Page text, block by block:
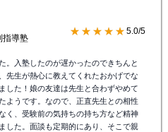
指導塾
★★★★★ 5.0/5
。入塾したのが遅かったのできちんと
先生が熱心に教えてくれたおかげでな
した！娘の友達は先生と合わずやめて
ようです。なので、正直先生との相性
く、受験前の気持ちの持ち方など精神
した。面談も定期的にあり、そこで親